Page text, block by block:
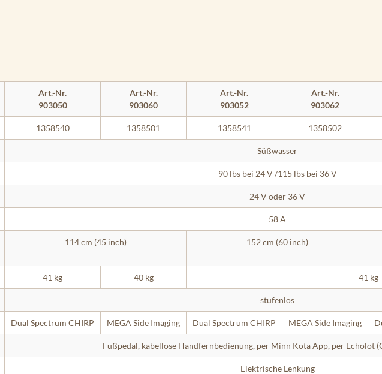
Art.-Nr.
903050
Art.-Nr.
903060
Art.-Nr.
903052
Art.-Nr.
903062
1358540 1358501 1358541 1358502
Süßwasser
90 lbs bei 24 V /115 lbs bei 36 V
24 V oder 36 V
58 A
114 cm (45 inch) 152 cm (60 inch)
41 kg 40 kg 41 kg
stufenlos
Dual Spectrum CHIRP MEGA Side Imaging Dual Spectrum CHIRP MEGA Side Imaging
Fußpedal, kabellose Handfernbedienung, per Minn Kota App, per Echolot
Elektrische Lenkung